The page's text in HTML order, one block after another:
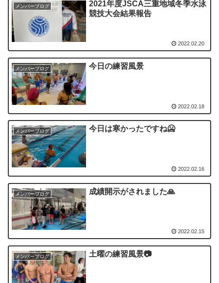
メンバーブログ
2021年度JSCA三重地域冬季水泳
競技大会結果報告
2022.02.20
メンバーブログ 今日の練習風景
2022.02.18
メンバーブログ 今日は寒かったですね🥶
2022.02.16
メンバーブログ 成績開示がされました🙏
2022.02.15
メンバーブログ 土曜の練習風景📷